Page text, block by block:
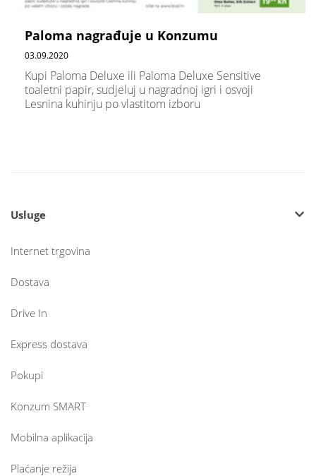
Paloma nagrađuje u Konzumu
03.09.2020
Kupi Paloma Deluxe ili Paloma Deluxe Sensitive
toaletni papir, sudjeluj u nagradnoj igri i osvoji
Lesnina kuhinju po vlastitom izboru
Usluge
Internet trgovina
Dostava
Drive In
Express dostava
Pokupi
Konzum SMART
Mobilna aplikacija
Plaćanje režija